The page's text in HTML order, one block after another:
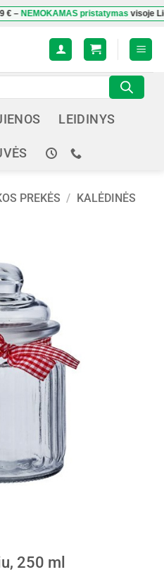
pristatymasvisoje Lietuvoje
LEIDINYS
PREKĖS / KALĖDINĖS
250 ml